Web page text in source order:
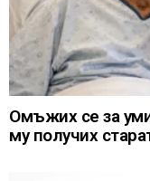
Омъжих се за
му получих